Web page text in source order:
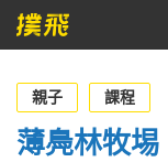
節目
主辦單位
親子 課程
薄鳧林牧